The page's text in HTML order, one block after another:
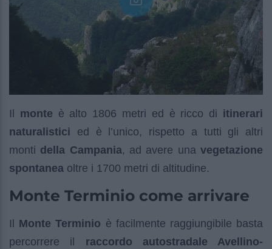
Il monte è alto 1806 metri ed è ricco di itinerari
naturalistici ed è l’unico, rispetto a tutti gli altri
monti della Campania, ad avere unavegetazione
spontanea oltre i 1700 metri di altitudine.
Monte Terminio come arrivare
Il Monte Terminio è facilmente raggiungibile basta
percorrere il raccordo autostradale Avellino-